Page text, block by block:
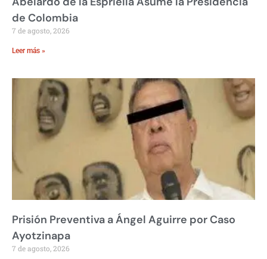
de Colombia
7 de agosto, 2026
Leer más »
Prisión Preventiva a Ángel Aguirre por Caso
Ayotzinapa
7 de agosto, 2026